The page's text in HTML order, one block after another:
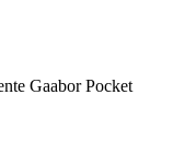
Gaabor Pocket